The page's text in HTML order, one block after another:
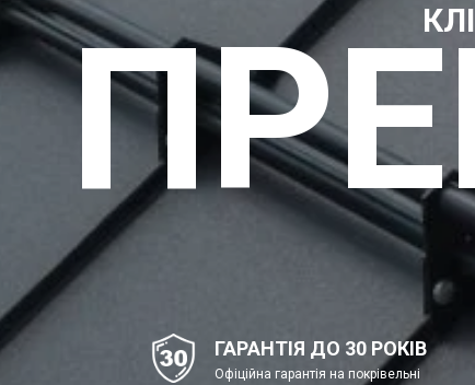
ГАРАНТІЯ ДО 30 РОКІВ
Офіційна гарантія на покрівельні